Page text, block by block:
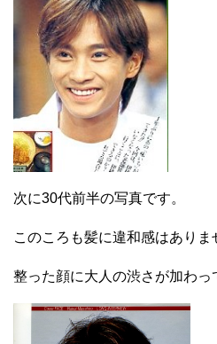
次に30代前半の写真です。
このころも髪に違和感はありま
整った顔に大人の渋さが加わっ